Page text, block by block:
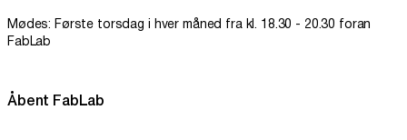
Mødes: Første torsdag i hver måned fra kl. 18.30 - 20.30 foran
FabLab
Åbent FabLab